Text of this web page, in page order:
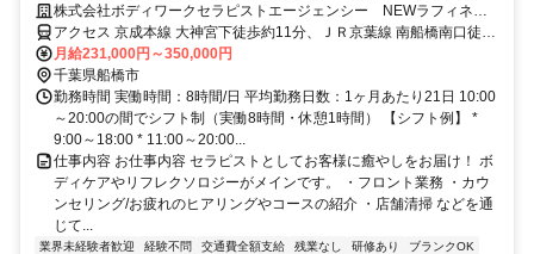
けるセラピストの第一歩を踏み出しませんか。
株式会社ボディワークセラピストエージェンシー NEWラフィネ
ららぽーとTokyoBay店
アクセス 京成本線 大神宮下徒歩約11分、ＪＲ京葉線 南船橋南口徒歩
約14分、ＪＲ武蔵野線 南船橋南口徒歩約14分 最寄駅：船橋競馬場・
南船橋駅
月給231,000円～350,000円
千葉県船橋市
勤務時間 実働時間：8時間/日 平均勤務日数：1ヶ月あたり21日 10:00
～20:00の間でシフト制（実働8時間・休憩1時間） 【シフト例】 *
9:00～18:00 * 11:00～20:00...
仕事内容 お仕事内容 セラピストとしてお客様に癒やしをお届け！ ボ
ディケアやリフレクソロジーがメインです。 ・フロント業務 ・カウ
ンセリング/お疲れのヒアリングやコースの紹介 ・店舗清掃 などを通
じて...
業界未経験者歓迎 経験不問 交通費全額支給 残業なし 研修あり
ブランクOK